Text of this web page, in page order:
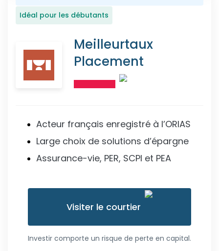
Idéal pour les débutants
Meilleurtaux
Placement
Acteur français enregistré à l’ORIAS
Large choix de solutions d’épargne
Assurance-vie, PER, SCPI et PEA
Visiter le courtier
Investir comporte un risque de perte en capital.